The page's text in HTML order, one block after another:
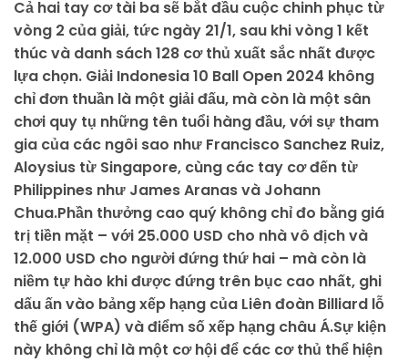
Cả hai tay cơ tài ba sẽ bắt đầu cuộc chinh phục từ
vòng 2 của giải, tức ngày 21/1, sau khi vòng 1 kết
thúc và danh sách 128 cơ thủ xuất sắc nhất được
lựa chọn. Giải Indonesia 10 Ball Open 2024 không
chỉ đơn thuần là một giải đấu, mà còn là một sân
chơi quy tụ những tên tuổi hàng đầu, với sự tham
gia của các ngôi sao như Francisco Sanchez Ruiz,
Aloysius từ Singapore, cùng các tay cơ đến từ
Philippines như James Aranas và Johann
Chua.Phần thưởng cao quý không chỉ đo bằng giá
trị tiền mặt – với 25.000 USD cho nhà vô địch và
12.000 USD cho người đứng thứ hai – mà còn là
niềm tự hào khi được đứng trên bục cao nhất, ghi
dấu ấn vào bảng xếp hạng của Liên đoàn Billiard lỗ
thế giới (WPA) và điểm số xếp hạng châu Á.Sự kiện
này không chỉ là một cơ hội để các cơ thủ thể hiện